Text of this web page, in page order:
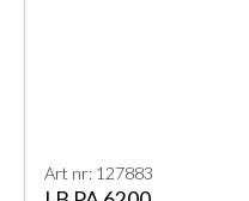
Art nr: 127883